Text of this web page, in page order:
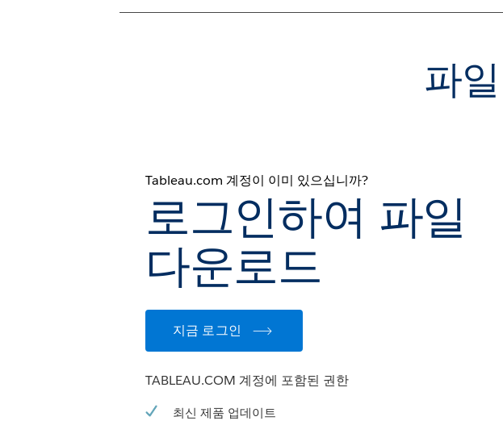
파
Tableau.com 계정이 이미 있으십니까?
로그인하여 파일
다운로드
지금 로그인
TABLEAU.COM 계정에 포함된 권한
최신 제품 업데이트